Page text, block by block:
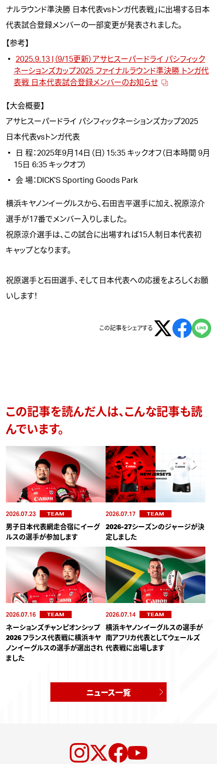
ナルラウンド準決勝 日本代表vsトンガ代表戦 」に出場する日本
代表試合登録メンバーの一部変更が発表されました。
【参考】
2025.9.13 |（9/15更新）アサヒスーパードライ パシフィック
ネーションズカップ2025 ファイナルラウンド準決勝 トンガ代
表戦 日本代表試合登録メンバーのお知らせ
【大会概要】
アサヒスーパードライ パシフィックネーションズカップ2025
日本代表vsトンガ代表
日 程：2025年9月14日（日）15:35 キックオフ（日本時間 9月
15日 6:35 キックオフ）
会 場：DICK'S Sporting Goods Park
横浜キヤノンイーグルスから、 石田吉平選手に加え、 祝原涼介
選手が17番でメンバー入りしました。
祝原涼介選手は、この試合に出場すれば15人制日本代表初
キャップとなります。
祝原選手と石田選手、そして日本代表への応援をよろしくお願
いします！
この記事をシェアする
この記事を読んだ人は、こんな記事も読
んでいます。
2026.07.23 TEAM
男子日本代表網走合宿にイーグ
ルスの選手が参加します
2026.07.17 TEAM
2026-27シーズンのジャージが決
定しました
2026.07.16 TEAM
ネーションズチャンピオンシップ
2026 フランス代表戦に横浜キヤ
ノンイーグルスの選手が選出され
ました
2026.07.14 TEAM
横浜キヤノンイーグルスの選手が
南アフリカ代表としてウェールズ
代表戦に出場します
ニュース一覧